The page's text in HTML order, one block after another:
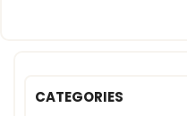
CATEGORIES